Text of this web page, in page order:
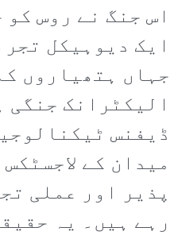
اس جنگ نے روس
ایک دیوہیکل
جہاں ہتھیاروں
الیکٹرانک
ڈیفنس
میدان کے
پذیر اور عملی
رہے ہیں۔ یہ